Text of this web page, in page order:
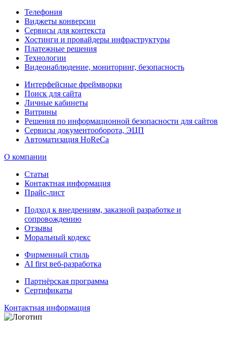
Телефония
Виджеты конверсии
Сервисы для контекста
Хостинги и провайдеры инфраструктуры
Платежные решения
Технологии
Видеонаблюдение, мониторинг, безопасность
Интерфейсные фреймворки
Поиск для сайта
Личные кабинеты
Витрины
Решения по информационной безопасности для сайтов
Сервисы документооборота, ЭЦП
Автоматизация HoReCa
О компании
Статьи
Контактная информация
Прайс-лист
Подход к внедрениям, заказной разработке и
сопровождению
Отзывы
Моральный кодекс
Фирменный стиль
AI first веб-разработка
Партнёрская программа
Сертификаты
Контактная информация